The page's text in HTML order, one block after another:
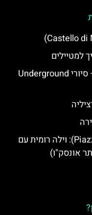
למטיילים
קטניה התחתית (אנדרגראונד) – סיורי Underground
פיאצה ארמרינה (Piazza Armerina): וילה רומית עם
אונסק"ו)